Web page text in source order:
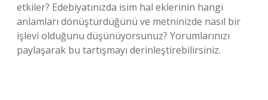
etkiler? Edebiyatınızda isim hal eklerinin hangi
anlamları dönüştürdüğünü ve metninizde nasıl bir
işlevi olduğunu düşünüyorsunuz? Yorumlarınızı
paylaşarak bu tartışmayı derinleştirebilirsiniz.